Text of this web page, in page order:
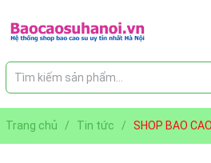
Trang chủ / Tin tức / SHOP BAO